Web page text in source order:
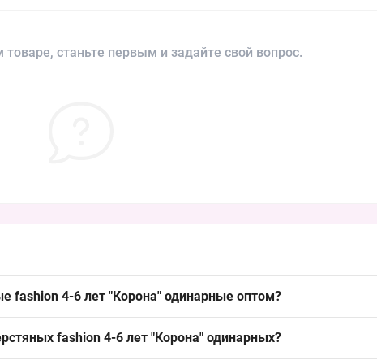
станьте первым и задайте свой вопрос.
fashion 4-6 лет "Корона" одинарные оптом?
fashion 4-6 лет "Корона" одинарных?